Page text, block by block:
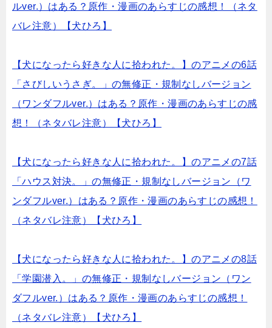
ルver.）はある？原作・漫画のあらすじの感想！（ネタ
バレ注意）【犬ひろ】
【犬になったら好きな人に拾われた。】のアニメの6話
「さびしいうさぎ。」の無修正・規制なしバージョン
（ワンダフルver.）はある？原作・漫画のあらすじの感
想！（ネタバレ注意）【犬ひろ】
【犬になったら好きな人に拾われた。】のアニメの7話
「ハウス対決。」の無修正・規制なしバージョン（ワ
ンダフルver.）はある？原作・漫画のあらすじの感想！
（ネタバレ注意）【犬ひろ】
【犬になったら好きな人に拾われた。】のアニメの8話
「学園潜入。」の無修正・規制なしバージョン（ワン
ダフルver.）はある？原作・漫画のあらすじの感想！
（ネタバレ注意）【犬ひろ】